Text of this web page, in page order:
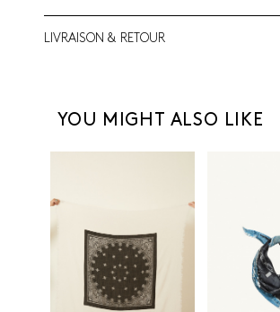
LIVRAISON & RETOUR
YOU MIGHT ALSO LIKE